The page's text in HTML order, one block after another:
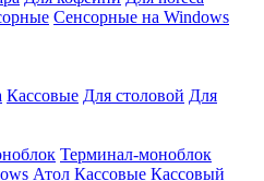
Сенсорные на Windows
Кассовые Для столовой Для
Терминал-моноблок
Атол Кассовые Кассовый